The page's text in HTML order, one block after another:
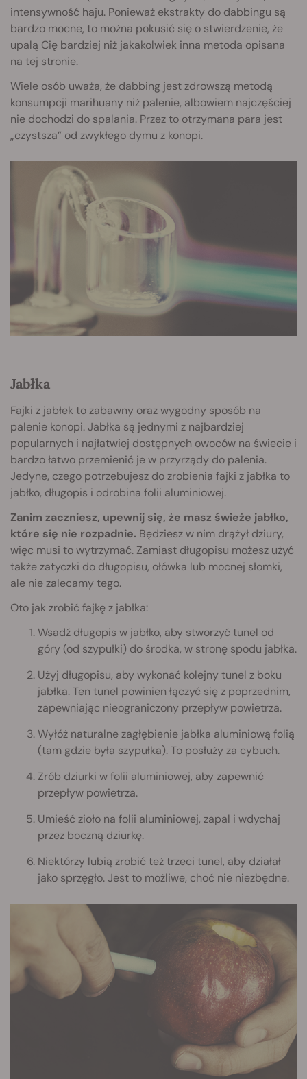
intensywność haju. Ponieważ ekstrakty do dabbingu są
bardzo mocne, to można pokusić się o stwierdzenie, że
upalą Cię bardziej niż jakakolwiek inna metoda opisana
na tej stronie.
Wiele osób uważa, że dabbing jest zdrowszą metodą
konsumpcji marihuany niż palenie, albowiem najczęściej
nie dochodzi do spalania. Przez to otrzymana para jest
„czystsza” od zwykłego dymu z konopi.
Jabłka
Fajki z jabłek to zabawny oraz wygodny sposób na
palenie konopi. Jabłka są jednymi z najbardziej
popularnych i najłatwiej dostępnych owoców na świecie i
bardzo łatwo przemienić je w przyrządy do palenia.
Jedyne, czego potrzebujesz do zrobienia fajki z jabłka to
jabłko, długopis i odrobina folii aluminiowej.
Zanim zaczniesz, upewnij się, że masz świeże jabłko,
które się nie rozpadnie. Będziesz w nim drążył dziury,
więc musi to wytrzymać. Zamiast długopisu możesz użyć
także zatyczki do długopisu, ołówka lub mocnej słomki,
ale nie zalecamy tego.
Oto jak zrobić fajkę z jabłka:
Wsadź długopis w jabłko, aby stworzyć tunel od
góry (od szypułki) do środka, w stronę spodu jabłka.
Użyj długopisu, aby wykonać kolejny tunel z boku
jabłka. Ten tunel powinien łączyć się z poprzednim,
zapewniając nieograniczony przepływ powietrza.
Wyłóż naturalne zagłębienie jabłka aluminiową folią
(tam gdzie była szypułka). To posłuży za cybuch.
Zrób dziurki w folii aluminiowej, aby zapewnić
przepływ powietrza.
Umieść zioło na folii aluminiowej, zapal i wdychaj
przez boczną dziurkę.
Niektórzy lubią zrobić też trzeci tunel, aby działał
jako sprzęgło. Jest to możliwe, choć nie niezbędne.